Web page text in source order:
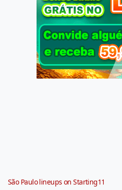
São Paulo lineups on Starting11